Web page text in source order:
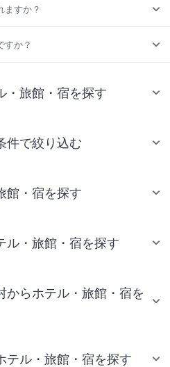
ますか？
すか？
・旅館・宿を探す
件で絞り込む
館・宿を探す
ル・旅館・宿を探す
からホテル・旅館・宿を
テル・旅館・宿を探す